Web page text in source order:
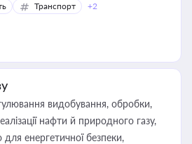
Транспорт +2
видобування, обробки,
нафти й природного газу,
енергетичної безпеки,